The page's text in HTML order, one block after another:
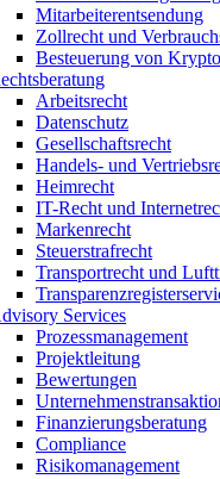
Mitarbeiterentsendung
Zollrecht und
Besteuerung von
Arbeitsrecht
Datenschutz
Gesellschaftsrecht
Handels- und
Heimrecht
IT-Recht und
Markenrecht
Steuerstrafrecht
Transportrecht und
Services
Prozessmanagement
Projektleitung
Bewertungen
Finanzierungsberatung
Compliance
Risikomanagement